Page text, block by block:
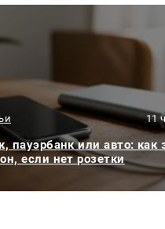
11
пауэрбанк или авто: как
если нет розетки